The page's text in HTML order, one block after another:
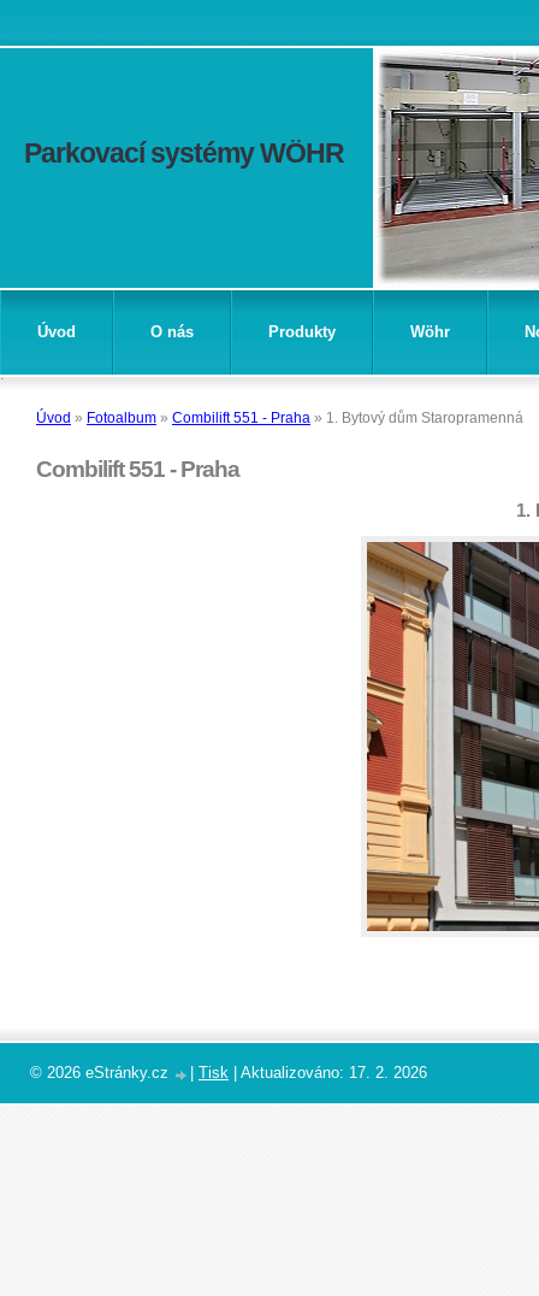
Parkovací systémy WÖHR
Úvod O nás Produkty Wöhr
Úvod » Fotoalbum » Combilift 551 - Praha » 1. Bytový dům Staropramenná
Combilift 551 - Praha
1.
© 2026 eStránky.cz Tisk Aktualizováno: 17. 2. 2026